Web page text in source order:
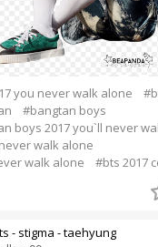
you never walk alone
#bangtan boys
boys 2017 you`ll never
walk alone
walk alone
#bts 2017
- stigma - taehyung